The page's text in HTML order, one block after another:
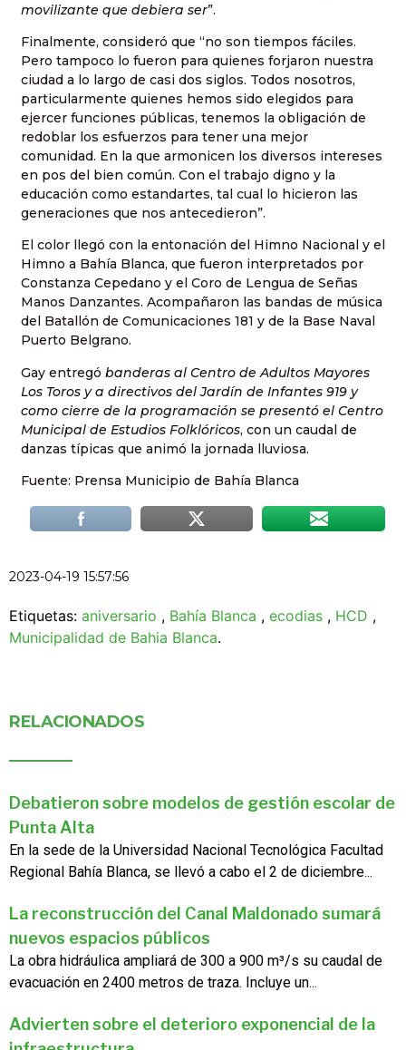
movilizante que debiera ser”.
Finalmente, consideró que “no son tiempos fáciles.
Pero tampoco lo fueron para quienes forjaron nuestra
ciudad a lo largo de casi dos siglos. Todos nosotros,
particularmente quienes hemos sido elegidos para
ejercer funciones públicas, tenemos la obligación de
redoblar los esfuerzos para tener una mejor
comunidad. En la que armonicen los diversos intereses
en pos del bien común. Con el trabajo digno y la
educación como estandartes, tal cual lo hicieron las
generaciones que nos antecedieron”.
El color llegó con la entonación del Himno Nacional y el
Himno a Bahía Blanca, que fueron interpretados por
Constanza Cepedano y el Coro de Lengua de Señas
Manos Danzantes. Acompañaron las bandas de música
del Batallón de Comunicaciones 181 y de la Base Naval
Puerto Belgrano.
Gay entregó banderas al Centro de Adultos Mayores
Los Toros y a directivos del Jardín de Infantes 919 y
como cierre de la programación se presentó el Centro
Municipal de Estudios Folklóricos, con un caudal de
danzas típicas que animó la jornada lluviosa.
Fuente: Prensa Municipio de Bahía Blanca
2023-04-19 15:57:56
Etiquetas: aniversario , Bahía Blanca , ecodias , HCD ,
Municipalidad de Bahia Blanca.
RELACIONADOS
Debatieron sobre modelos de gestión escolar de
Punta Alta
En la sede de la Universidad Nacional Tecnológica Facultad
Regional Bahía Blanca, se llevó a cabo el 2 de diciembre...
La reconstrucción del Canal Maldonado sumará
nuevos espacios públicos
La obra hidráulica ampliará de 300 a 900 m³/s su caudal de
evacuación en 2400 metros de traza. Incluye un...
Advierten sobre el deterioro exponencial de la